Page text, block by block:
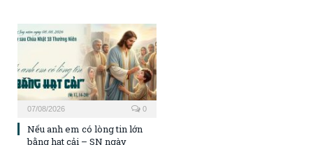
07/08/2026 0
Nếu anh em có lòng tin lớn
bằng hạt cải – SN ngày